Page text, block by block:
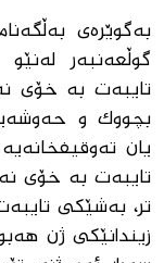
بەگوێرەی
گوڵعەنبەر
تایبەت بە خۆی
بچووك و
تایبەت بە خۆی
تر، بەشێكی
زیندانێكی ژن